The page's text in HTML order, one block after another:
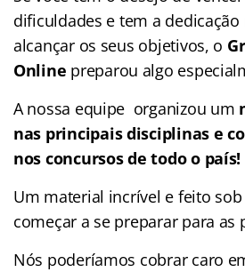
dificuldades e tem a dedicação
alcançar os seus objetivos, o
Online preparou algo
A nossa equipe organizou um
nas principais disciplinas e
nos concursos de todo o país!
Um material incrível e feito
começar a se preparar para as
Nós poderíamos cobrar caro